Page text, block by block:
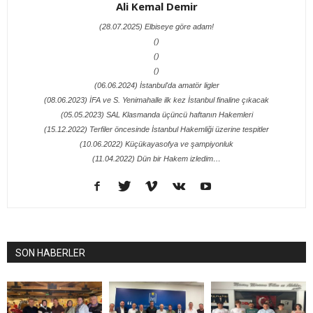
Ali Kemal Demir
(28.07.2025) Elbiseye göre adam!
()
()
()
(06.06.2024) İstanbul'da amatör ligler
(08.06.2023) İFA ve S. Yenimahalle ilk kez İstanbul finaline çıkacak
(05.05.2023) SAL Klasmanda üçüncü haftanın Hakemleri
(15.12.2022) Terfiler öncesinde İstanbul Hakemliği üzerine tespitler
(10.06.2022) Küçükayasofya ve şampiyonluk
(11.04.2022) Dün bir Hakem izledim…
SON HABERLER